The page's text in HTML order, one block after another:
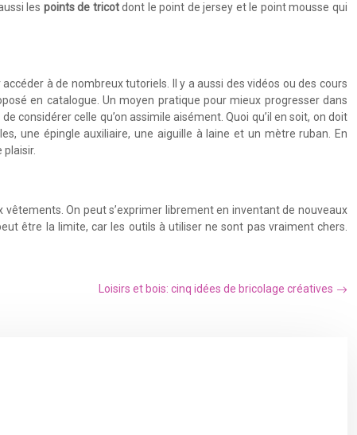
les points de tricotdont le point de jersey et le point mousse qui
à de nombreux tutoriels. Il y a aussi des vidéos ou des cours
en catalogue. Un moyen pratique pour mieux progresser dans
celle qu’on assimile aisément. Quoi qu’il en soit, on doit
une épingle auxiliaire, une aiguille à laine et un mètre ruban. En
On peut s’exprimer librement en inventant de nouveaux
être la limite, car les outils à utiliser ne sont pas vraiment chers.
Loisirs et bois: cinq idées de bricolage créatives